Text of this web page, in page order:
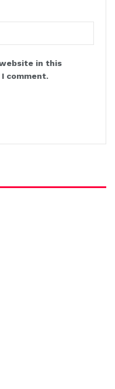
website in this
comment.